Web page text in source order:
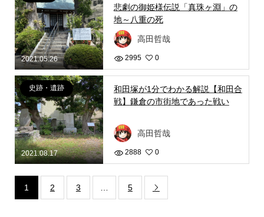
2021.05.26
悲劇の御姫様伝説「真珠ヶ淵」の
地～八重の死
高田哲哉
2995 0
2021.08.17
史跡・遺跡
和田塚が1分でわかる解説【和田合
戦】鎌倉の市街地であった戦い
高田哲哉
2888 0
1 2 3 5 